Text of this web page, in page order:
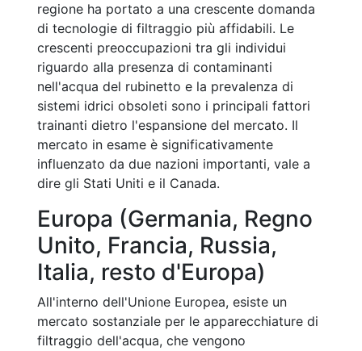
regione ha portato a una crescente domanda
di tecnologie di filtraggio più affidabili. Le
crescenti preoccupazioni tra gli individui
riguardo alla presenza di contaminanti
nell'acqua del rubinetto e la prevalenza di
sistemi idrici obsoleti sono i principali fattori
trainanti dietro l'espansione del mercato. Il
mercato in esame è significativamente
influenzato da due nazioni importanti, vale a
dire gli Stati Uniti e il Canada.
Europa (Germania, Regno
Unito, Francia, Russia,
Italia, resto d'Europa)
All'interno dell'Unione Europea, esiste un
mercato sostanziale per le apparecchiature di
filtraggio dell'acqua, che vengono